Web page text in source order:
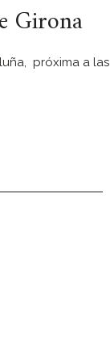
Girona
próxima a las